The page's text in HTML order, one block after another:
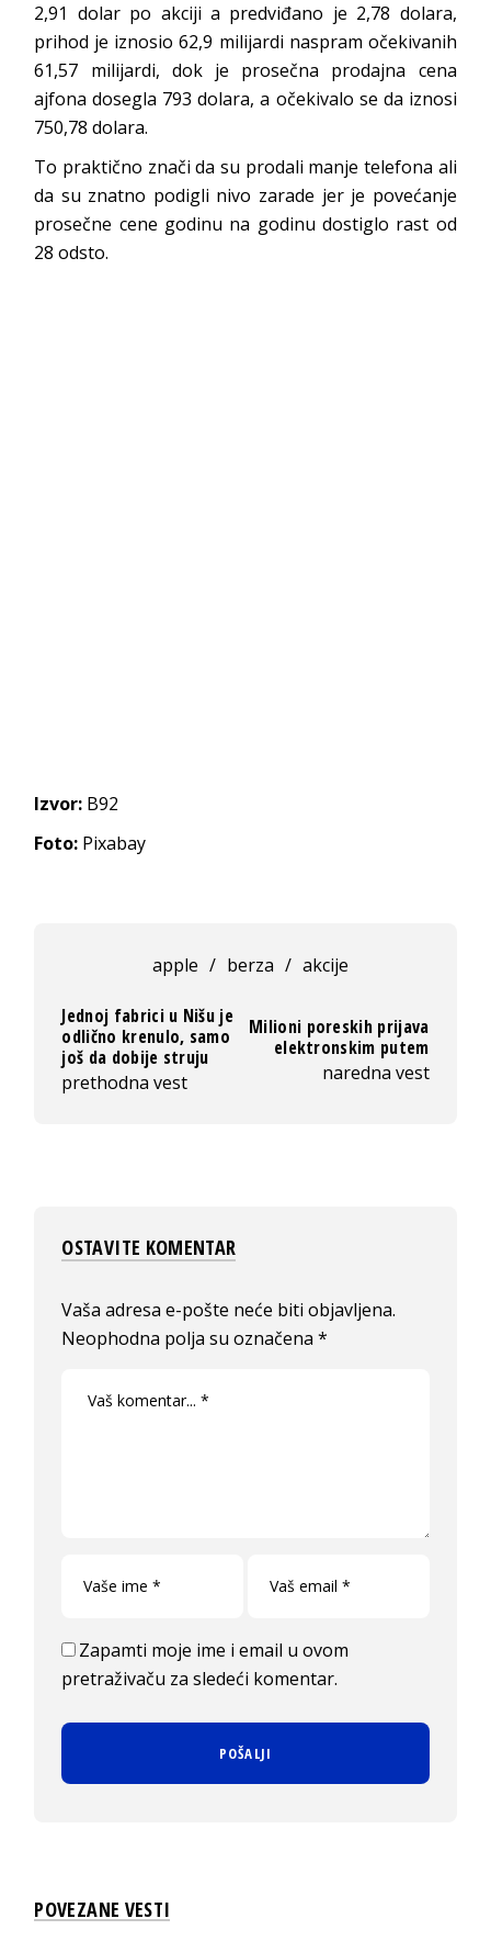
2,91 dolar po akciji a predviđano je 2,78 dolara,
prihod je iznosio 62,9 milijardi naspram očekivanih
61,57 milijardi, dok je prosečna prodajna cena
ajfona dosegla 793 dolara, a očekivalo se da iznosi
750,78 dolara.
To praktično znači da su prodali manje telefona ali
da su znatno podigli nivo zarade jer je povećanje
prosečne cene godinu na godinu dostiglo rast od
28 odsto.
Izvor: B92
Foto: Pixabay
apple / berza / akcije
Jednoj fabrici u Nišu je
odlično krenulo, samo
još da dobije struju
prethodna vest
Milioni poreskih prijava
elektronskim putem
naredna vest
OSTAVITE KOMENTAR
Vaša adresa e-pošte neće biti objavljena.
Neophodna polja su označena*
Zapamti moje ime i email u ovom
pretraživaču za sledeći komentar.
POVEZANE VESTI